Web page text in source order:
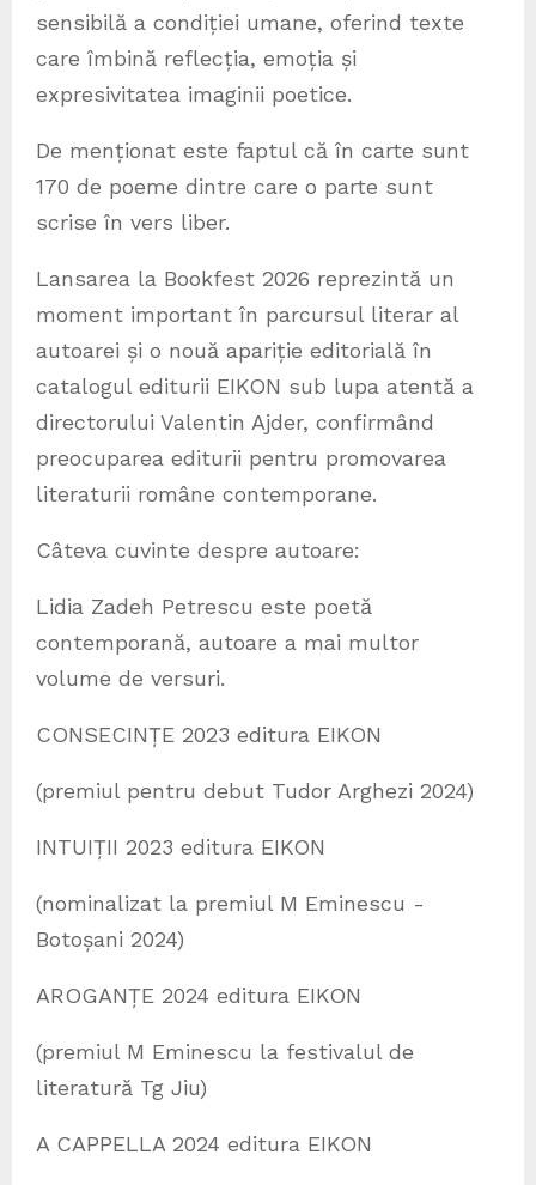
sensibilă a condiției umane, oferind texte
care îmbină reflecția, emoția și
expresivitatea imaginii poetice.
De menționat este faptul că în carte sunt
170 de poeme dintre care o parte sunt
scrise în vers liber.
Lansarea la Bookfest 2026 reprezintă un
moment important în parcursul literar al
autoarei și o nouă apariție editorială în
catalogul editurii EIKON sub lupa atentă a
directorului Valentin Ajder, confirmând
preocuparea editurii pentru promovarea
literaturii române contemporane.
Câteva cuvinte despre autoare:
Lidia Zadeh Petrescu este poetă
contemporană, autoare a mai multor
volume de versuri.
CONSECINȚE 2023 editura EIKON
(premiul pentru debut Tudor Arghezi 2024)
INTUIȚII 2023 editura EIKON
(nominalizat la premiul M Eminescu -
Botoșani 2024)
AROGANȚE 2024 editura EIKON
(premiul M Eminescu la festivalul de
literatură Tg Jiu)
A CAPPELLA 2024 editura EIKON